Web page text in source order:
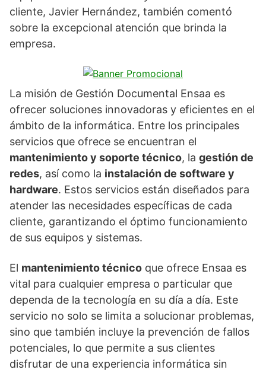
cliente, Javier Hernández, también comentó
sobre la excepcional atención que brinda la
empresa.
La misión de Gestión Documental Ensaa es
ofrecer soluciones innovadoras y eficientes en el
ámbito de la informática. Entre los principales
servicios que ofrece se encuentran el
mantenimiento y soporte técnico, la gestión de
redes, así como la instalación de software y
hardware. Estos servicios están diseñados para
atender las necesidades específicas de cada
cliente, garantizando el óptimo funcionamiento
de sus equipos y sistemas.
El mantenimiento técnico que ofrece Ensaa es
vital para cualquier empresa o particular que
dependa de la tecnología en su día a día. Este
servicio no solo se limita a solucionar problemas,
sino que también incluye la prevención de fallos
potenciales, lo que permite a sus clientes
disfrutar de una experiencia informática sin